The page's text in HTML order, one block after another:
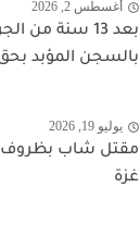
أغسطس 2, 2026
بعد 13 سنة من
بالسجن المؤبد
يوليو 19, 2026
مقتل شاب
غزة